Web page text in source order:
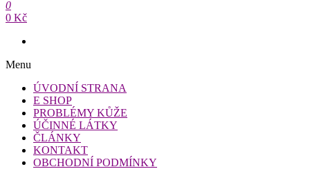
Dermatokosmetika.cz
0
0 Kč
Menu
ÚVODNÍ STRANA
E SHOP
PROBLÉMY KŮŽE
ÚČINNÉ LÁTKY
ČLÁNKY
KONTAKT
OBCHODNÍ PODMÍNKY